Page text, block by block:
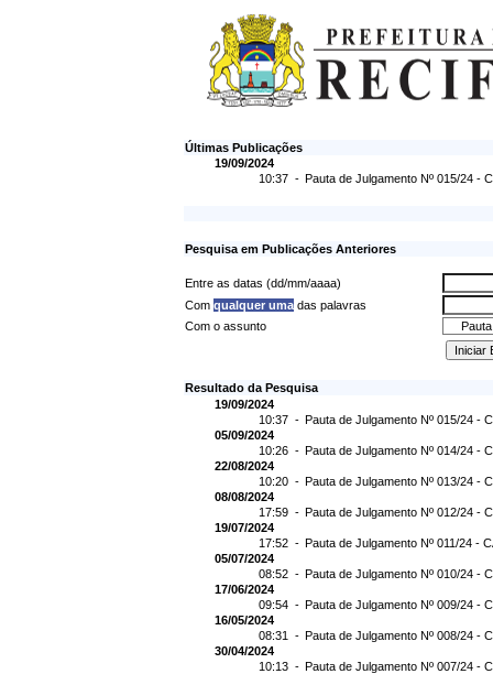
Últimas Publicações
19/09/2024
10:37 - Pauta de Julgamento Nº 015/24 -
Pesquisa em Publicações Anteriores
Entre as datas (dd/mm/aaaa)
Com qualquer uma das palavras
Com o assunto
Resultado da Pesquisa
19/09/2024
10:37 - Pauta de Julgamento Nº 015/24 -
05/09/2024
10:26 - Pauta de Julgamento Nº 014/24 -
22/08/2024
10:20 - Pauta de Julgamento Nº 013/24 -
08/08/2024
17:59 - Pauta de Julgamento Nº 012/24 -
19/07/2024
17:52 - Pauta de Julgamento Nº 011/24 -
05/07/2024
08:52 - Pauta de Julgamento Nº 010/24 -
17/06/2024
09:54 - Pauta de Julgamento Nº 009/24 -
16/05/2024
08:31 - Pauta de Julgamento Nº 008/24 -
30/04/2024
10:13 - Pauta de Julgamento Nº 007/24 -